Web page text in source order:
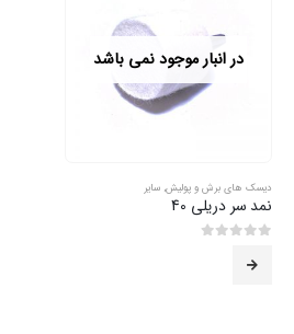
در انبار موجود نمی باشد
دیسک های برش و پولیش, سایر
نمد سر دریلی 40